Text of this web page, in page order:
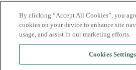
Nyhetsbrev
Ledige stillinger
Send inn manus
By clicking “Accept All Cookies”, you
cookies on your device to enhance site
usage, and assist in our marketing efforts.
Cookies Settings